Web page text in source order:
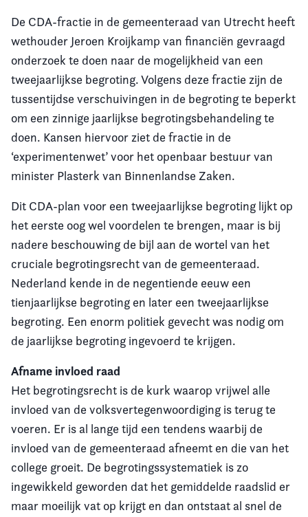
De CDA-fractie in de gemeenteraad van Utrecht heeft
wethouder Jeroen Kroijkamp van financiën gevraagd
onderzoek te doen naar de mogelijkheid van een
tweejaarlijkse begroting. Volgens deze fractie zijn de
tussentijdse verschuivingen in de begroting te beperkt
om een zinnige jaarlijkse begrotingsbehandeling te
doen. Kansen hiervoor ziet de fractie in de
‘experimentenwet’ voor het openbaar bestuur van
minister Plasterk van Binnenlandse Zaken.
Dit CDA-plan voor een tweejaarlijkse begroting lijkt op
het eerste oog wel voordelen te brengen, maar is bij
nadere beschouwing de bijl aan de wortel van het
cruciale begrotingsrecht van de gemeenteraad.
Nederland kende in de negentiende eeuw een
tienjaarlijkse begroting en later een tweejaarlijkse
begroting. Een enorm politiek gevecht was nodig om
de jaarlijkse begroting ingevoerd te krijgen.
Afname invloed raad
Het begrotingsrecht is de kurk waarop vrijwel alle
invloed van de volksvertegenwoordiging is terug te
voeren. Er is al lange tijd een tendens waarbij de
invloed van de gemeenteraad afneemt en die van het
college groeit. De begrotingssystematiek is zo
ingewikkeld geworden dat het gemiddelde raadslid er
maar moeilijk vat op krijgt en dan ontstaat al snel de